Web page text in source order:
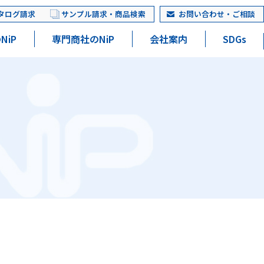
ログ請求 サンプル請求・商品検索 お問い合わせ・ご相談
専門商社のNiP 会社案内 SDGs